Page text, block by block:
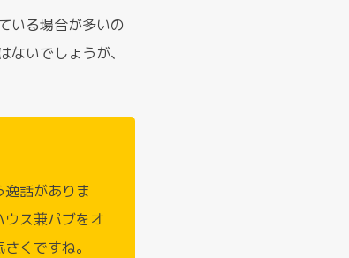
いる場合が多いの
いでしょうが、
話がありま
ス兼パブをオ
くですね。